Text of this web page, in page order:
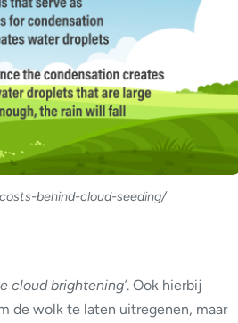
behind-cloud-seeding/
cloud brightening’. Ook hierbij
de wolk te laten uitregenen, maar